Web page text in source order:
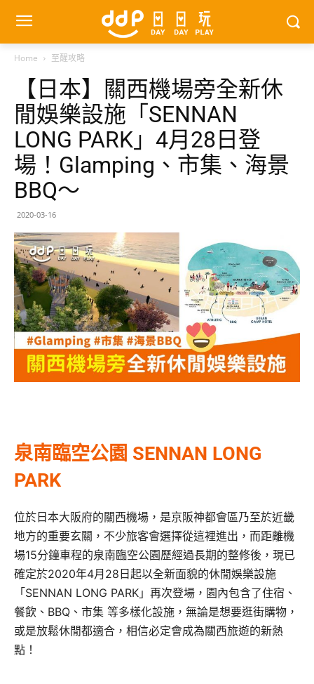
Home 至醒攻略
【日本】關西機場旁全新休
閒娛樂設施「SENNAN
LONG PARK」4月28日登
場！Glamping、市集、海景
BBQ～
2020-03-16
泉南臨空公園 SENNAN LONG
PARK
位於日本大阪府的關西機場，是京阪神都會區乃至於近畿
地方的重要玄關，不少旅客會選擇從這裡進出，而距離機
場15分鐘車程的泉南臨空公園歷經過長期的整修後，現已
確定於2020年4月28日起以全新面貌的休閒娛樂設施
「SENNAN LONG PARK」再次登場，園內包含了住宿、
餐飲、BBQ、市集 等多樣化設施，無論是想要逛街購物，
或是放鬆休閒都適合，相信必定會成為關西旅遊的新熱
點！